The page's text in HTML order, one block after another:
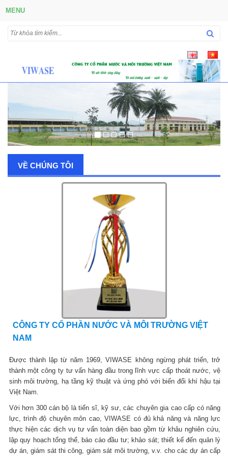
MENU
VỀ CHÚNG TÔI
CÔNG TY CỔ PHẦN NƯỚC VÀ MÔI TRƯỜNG VIỆT
NAM
Được thành lập từ năm 1969, VIWASE không ngừng phát triển, trở
thành một công ty tư vấn hàng đầu trong lĩnh vực cấp thoát nước, vệ
sinh môi trường, hạ tầng kỹ thuật và ứng phó với biến đổi khí hậu tại
Việt Nam.
Với hơn 300 cán bộ là tiến sĩ, kỹ sư, các chuyên gia cao cấp có năng
lực, trình độ chuyên môn cao, VIWASE có đủ khả năng và năng lực
thực hiện các dịch vụ tư vấn toàn diện bao gồm từ khâu nghiên cứu,
lập quy hoạch tổng thể, báo cáo đầu tư; khảo sát; thiết kế đến quản lý
dự án, giám sát thi công, giám sát môi trường, v.v. cho các dự án cấp